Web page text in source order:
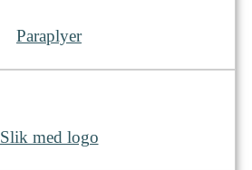
Paraplyer
Slik med logo